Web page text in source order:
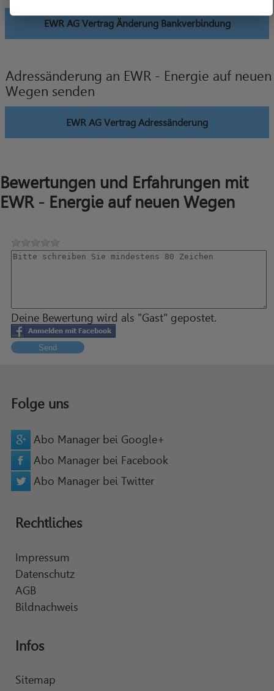
EWR AG Vertrag Änderung Bankverbindung
Adressänderung an EWR - Energie auf neuen
Wegen senden
EWR AG Vertrag Adressänderung
Bewertungen und Erfahrungen mit
EWR - Energie auf neuen Wegen
Deine Bewertung wird als "Gast" gepostet.
Send
Folge uns
Abo Manager bei Google+
Abo Manager bei Facebook
Abo Manager bei Twitter
Rechtliches
Impressum
Datenschutz
AGB
Bildnachweis
Infos
Sitemap